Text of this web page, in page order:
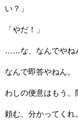
い？」
「やだ！」
……な、なんでやね
なんで即答やねん。
わしの便意はもう、
頼む、分かってくれ